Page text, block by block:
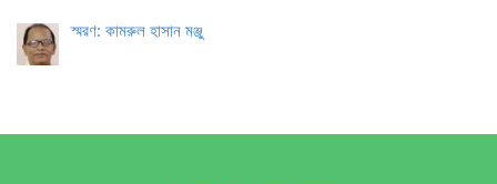
স্মরণ: কামরুল হাসান মঞ্জু